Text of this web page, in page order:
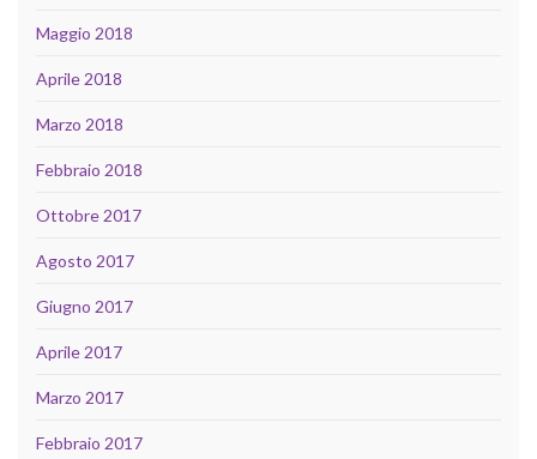
Maggio 2018
Aprile 2018
Marzo 2018
Febbraio 2018
Ottobre 2017
Agosto 2017
Giugno 2017
Aprile 2017
Marzo 2017
Febbraio 2017